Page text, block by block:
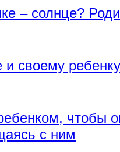
– солнце?
и своему ребенку
чтобы
с ним